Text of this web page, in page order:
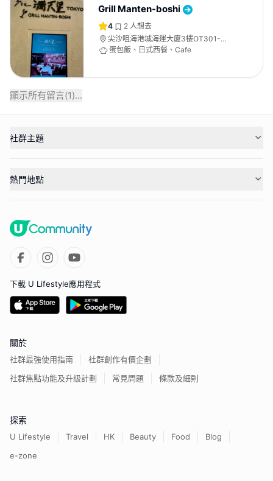
Grill Manten-boshi
4 2 人想去
尖沙咀海港城海運大廈3樓OT301-
301A號舖
蛋包飯、日式西餐、Cafe
顯示所有留言(1)...
社群主題
熱門地點
下載 U Lifestyle應用程式
關於
社群最強使用指南
社群創作有價企劃
社群焦點功能及升級計劃
常見問題 條款及細則
探索
U Lifestyle Travel HK Beauty Food
Blog
e-zone